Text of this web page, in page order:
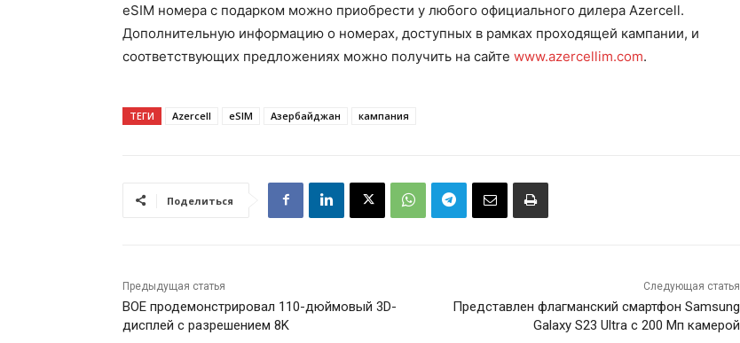
eSIM номера с подарком можно приобрести у любого официального дилера Azercell.
Дополнительную информацию о номерах, доступных в рамках проходящей кампании, и
соответствующих предложениях можно получить на сайте www.azercellim.com.
ТЕГИ Azercell eSIM Азербайджан кампания
Поделиться
Предыдущая статья
BOE продемонстрировал 110-дюймовый 3D-
дисплей с разрешением 8K
Следующая статья
Представлен флагманский смартфон Samsung
Galaxy S23 Ultra с 200 Мп камерой